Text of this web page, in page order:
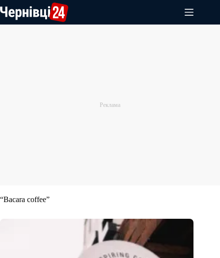
до
вмісту
“Bacara coffee”